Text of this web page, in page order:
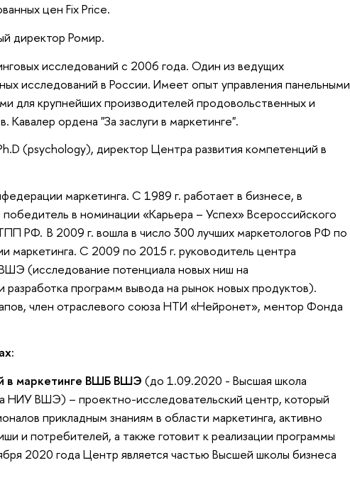
цен Fix Price.
директор Ромир.
исследований с 2006 года. Один из ведущих
исследований в России. Имеет опыт управления панельными
для крупнейших производителей продовольственных и
Кавалер ордена "За заслуги в маркетинге".
(psychology), директор Центра развития компетенций в
маркетинга. С 1989 г. работает в бизнесе, в
в номинации «Карьера – Успех» Всероссийского
РФ. В 2009 г. вошла в число 300 лучших маркетологов РФ по
маркетинга. С 2009 по 2015 г. руководитель центра
(исследование потенциала новых ниш на
разработка программ вывода на рынок новых продуктов).
член отраслевого союза НТИ «Нейронет», ментор Фонда
в маркетинге ВШБ ВШЭ (до 1.09.2020 - Высшая школа
НИУ ВШЭ) – проектно-исследовательский центр, который
прикладным знаниям в области маркетинга, активно
и потребителей, а также готовит к реализации программы
2020 года Центр является частью Высшей школы бизнеса